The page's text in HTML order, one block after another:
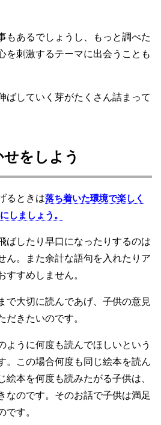
もあるでしょうし、もっと調べた
を刺激するテーマに出会うことも
ばしていく芽がたくさん詰まって
をしよう
るときは落ち着いた環境で楽しく
しましょう。
ばしたり早口になったりするのは
ん。また余計な語句を入れたりア
すすめしません。
で大切に読んであげ、子供の意見
だきたいのです。
ように何度も読んでほしいという
。この場合何度も同じ絵本を読ん
絵本を何度も読みたがる子供は、
なのです。そのお話で子供は満足
です。